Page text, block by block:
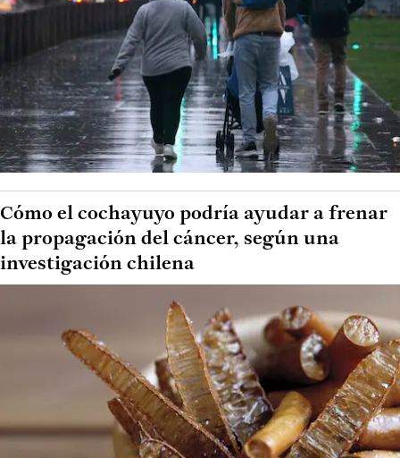
Cómo el cochayuyo podría ayudar a frenar
la propagación del cáncer, según una
investigación chilena